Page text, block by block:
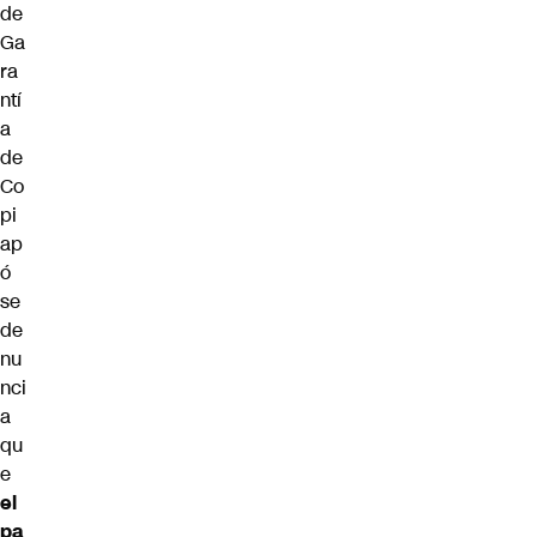
de
Ga
ra
ntí
a
de
Co
pi
ap
ó
se
de
nu
nci
a
qu
e
el
pa